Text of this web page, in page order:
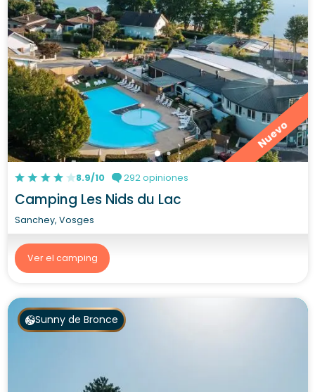
Nuevo
8.9/10 292 opiniones
Camping Les Nids du Lac
Sanchey, Vosges
Ver el camping
Sunny de Bronce